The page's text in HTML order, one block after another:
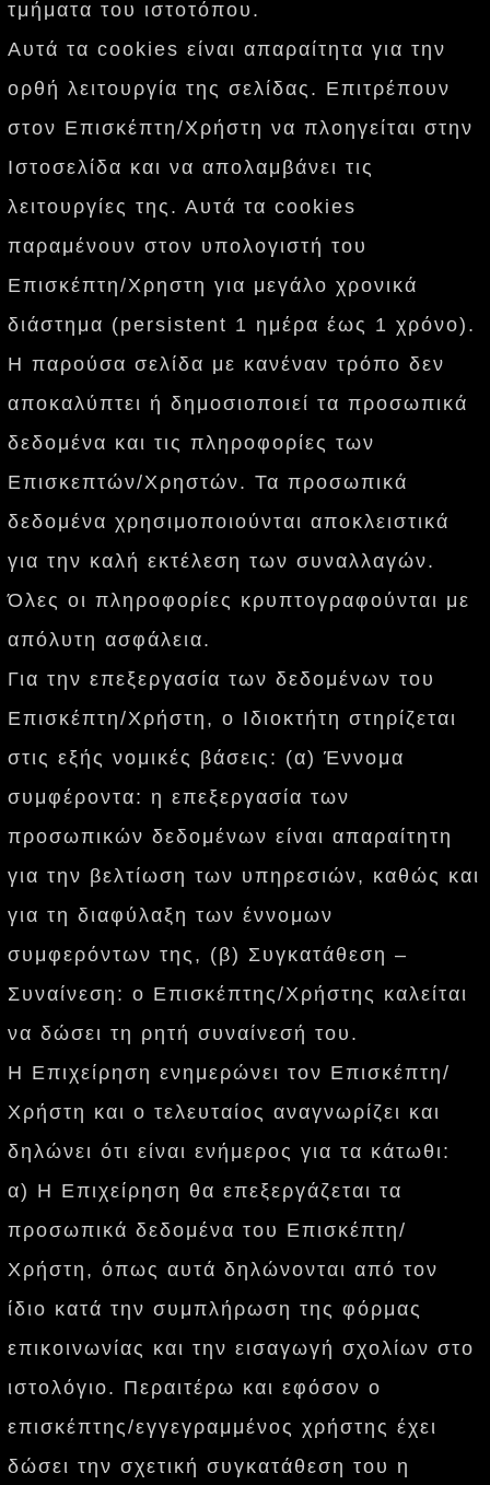
τμήματα του ιστοτόπου.
Αυτά τα cookies είναι απαραίτητα για την
ορθή λειτουργία της σελίδας. Επιτρέπουν
στον Επισκέπτη/Χρήστη να πλοηγείται στην
Ιστοσελίδα και να απολαμβάνει τις
λειτουργίες της. Αυτά τα cookies
παραμένουν στον υπολογιστή του
Επισκέπτη/Χρηστη για μεγάλο χρονικά
διάστημα (persistent 1 ημέρα έως 1 χρόνο).
Η παρούσα σελίδα με κανέναν τρόπο δεν
αποκαλύπτει ή δημοσιοποιεί τα προσωπικά
δεδομένα και τις πληροφορίες των
Επισκεπτών/Χρηστών. Τα προσωπικά
δεδομένα χρησιμοποιούνται αποκλειστικά
για την καλή εκτέλεση των συναλλαγών.
Όλες οι πληροφορίες κρυπτογραφούνται με
απόλυτη ασφάλεια.
Για την επεξεργασία των δεδομένων του
Επισκέπτη/Χρήστη, ο Ιδιοκτήτη στηρίζεται
στις εξής νομικές βάσεις: (α) Έννομα
συμφέροντα: η επεξεργασία των
προσωπικών δεδομένων είναι απαραίτητη
για την βελτίωση των υπηρεσιών, καθώς και
για τη διαφύλαξη των έννομων
συμφερόντων της, (β) Συγκατάθεση –
Συναίνεση: ο Επισκέπτης/Χρήστης καλείται
να δώσει τη ρητή συναίνεσή του.
Η Επιχείρηση ενημερώνει τον Επισκέπτη/
Χρήστη και ο τελευταίος αναγνωρίζει και
δηλώνει ότι είναι ενήμερος για τα κάτωθι:
α) Η Επιχείρηση θα επεξεργάζεται τα
προσωπικά δεδομένα του Επισκέπτη/
Χρήστη, όπως αυτά δηλώνονται από τον
ίδιο κατά την συμπλήρωση της φόρμας
επικοινωνίας και την εισαγωγή σχολίων στο
ιστολόγιο. Περαιτέρω και εφόσον ο
επισκέπτης/εγγεγραμμένος χρήστης έχει
δώσει την σχετική συγκατάθεση του η